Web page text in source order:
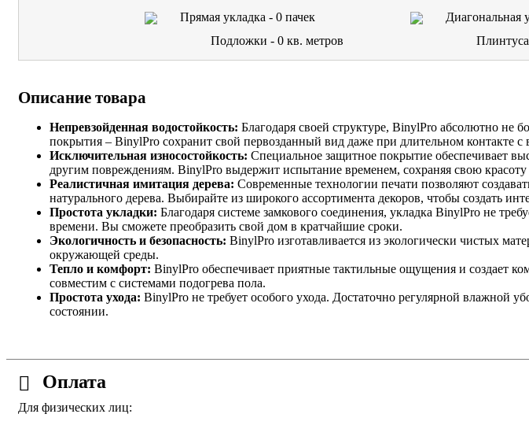
Прямая укладка - 0 пачек Диагональная
Подложки -0кв. метров
Описание товара
Непревзойденная водостойкость: Благодаря своей структуре, BinylPro абсолютно не
покрытия – BinylPro сохранит свой первозданный вид даже при длительном контакте с
Исключительная износостойкость: Специальное защитное покрытие обеспечивает
другим повреждениям. BinylPro выдержит испытание временем, сохраняя свою красоту
Реалистичная имитация дерева: Современные технологии печати позволяют
натурального дерева. Выбирайте из широкого ассортимента декоров, чтобы создать
Простота укладки: Благодаря системе замкового соединения, укладка BinylPro не
времени. Вы сможете преобразить свой дом в кратчайшие сроки.
Экологичность и безопасность: BinylPro изготавливается из экологически чистых
окружающей среды.
Тепло и комфорт: BinylPro обеспечивает приятные тактильные ощущения и создает
совместим с системами подогрева пола.
Простота ухода: BinylPro не требует особого ухода. Достаточно регулярной влажной
состоянии.
Оплата
Для физических лиц: